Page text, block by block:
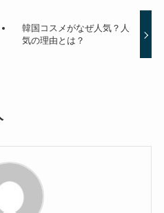
韓国コスメがなぜ人気？人
気の理由とは？